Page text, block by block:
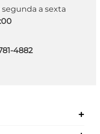
segunda a sexta
4882
+